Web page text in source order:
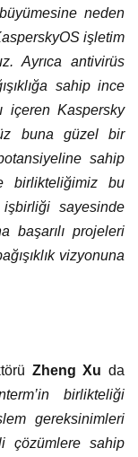
neden
işletim
Ayrıca antivirüs
sahip ince
içeren Kaspersky
buna güzel bir
sahip
birlikteliğimiz bu
işbirliği sayesinde
başarılı projeleri
vizyonuna
Zheng Xu da
birlikteliği
gereksinimleri
çözümlere sahip